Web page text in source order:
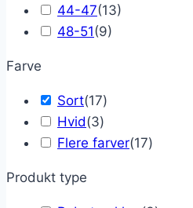
44-47(13)
48-51(9)
Farve
Sort(17)
Hvid(3)
Flere farver(17)
Produkt type